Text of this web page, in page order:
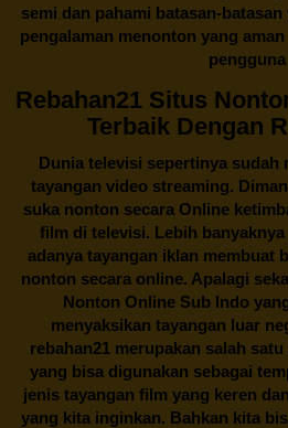
semi dan pahami batasan-
pengalaman menonton yang
pengguna
Rebahan21 Situs
Terbaik Dengan
Dunia televisi sepertinya sudah
tayangan video streaming.
suka nonton secara Online
film di televisi. Lebih
adanya tayangan iklan membuat
nonton secara online. Apalagi
Nonton Online Sub Indo
menyaksikan tayangan luar
rebahan21 merupakan salah
yang bisa digunakan sebagai
jenis tayangan film yang keren
yang kita inginkan. Bahkan kita